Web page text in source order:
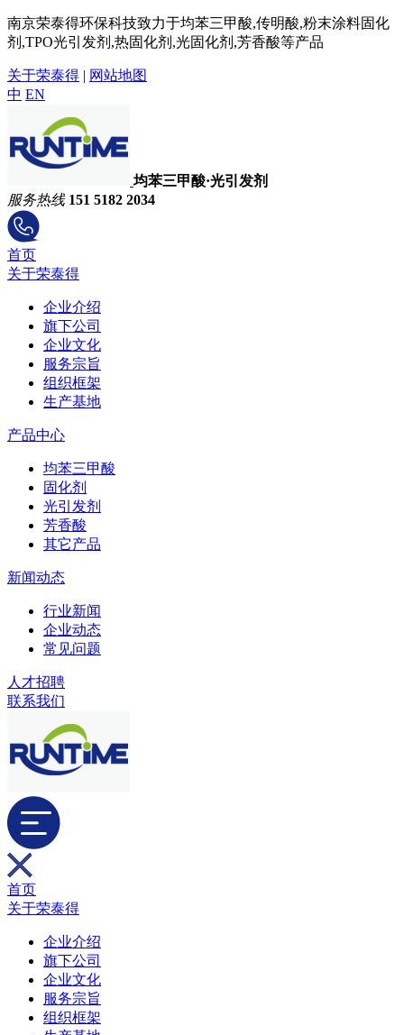
南京荣泰得环保科技致力于均苯三甲酸,传明酸,粉末涂料固化
剂,TPO光引发剂,热固化剂,光固化剂,芳香酸等产品
关于荣泰得 | 网站地图
中 EN
均苯三甲酸·光引发剂
服务热线 151 5182 2034
首页
关于荣泰得
企业介绍
旗下公司
企业文化
服务宗旨
组织框架
生产基地
产品中心
均苯三甲酸
固化剂
光引发剂
芳香酸
其它产品
新闻动态
行业新闻
企业动态
常见问题
人才招聘
联系我们
首页
关于荣泰得
企业介绍
旗下公司
企业文化
服务宗旨
组织框架